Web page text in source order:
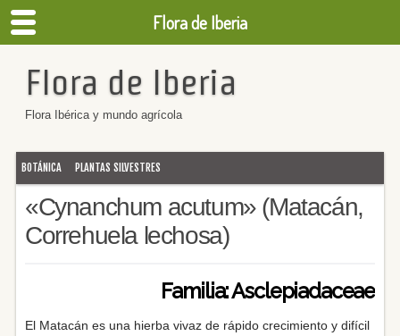
Flora de Iberia
Flora Ibérica y mundo agrícola
BOTÁNICA PLANTAS SILVESTRES
«Cynanchum acutum» (Matacán,
Correhuela lechosa)
Familia: Asclepiadaceae
El Matacán es una hierba vivaz de rápido crecimiento y difícil
Flora de Iberia